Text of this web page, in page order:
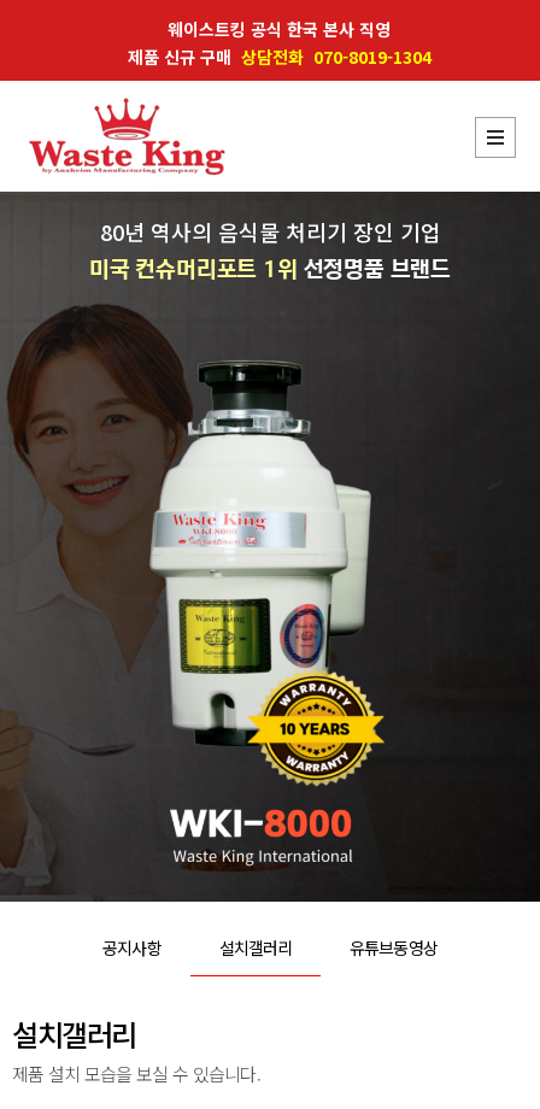
웨이스트킹 공식 한국 본사 직영
제품 신규 구매 상담전화 070-8019-1304
80년 역사의 음식물 처리기 장인 기업
미국 컨슈머리포트 1위 선정명품 브랜드
공지사항 설치갤러리 유튜브동영상
설치갤러리
제품 설치 모습을 보실 수 있습니다.